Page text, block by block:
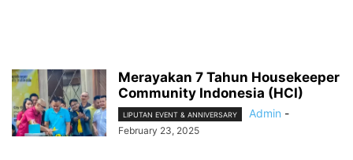
Merayakan 7 Tahun Housekeeper
Community Indonesia (HCI)
LIPUTAN EVENT & ANNIVERSARY Admin -
February 23, 2025